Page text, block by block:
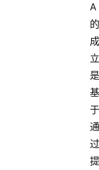
A
的
成
立
是
基
于
通
过
提